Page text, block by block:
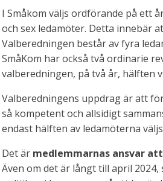
I Småkom väljs ordförande på ett
och sex ledamöter. Detta innebär
Valberedningen består av fyra
SmåKom har också två ordinarie
valberedningen, på två år, hälften
Valberedningens uppdrag är att
så kompetent och allsidigt
endast hälften av ledamöterna
Det är medlemmarnas ansvar
Även om det är långt till april